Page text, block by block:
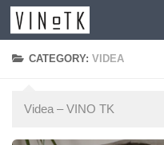
Skip to content
CATEGORY:VIDEA
Videa – VINO TK